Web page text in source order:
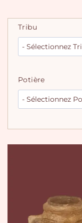
Tribu
Potière